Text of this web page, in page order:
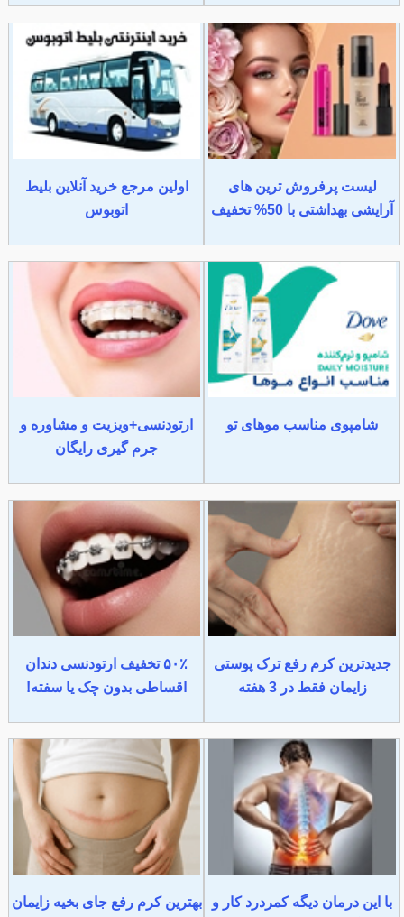
لیست پرفروش ترین های
آرایشی بهداشتی با 50% تخفیف
اولین مرجع خرید آنلاین بلیط
اتوبوس
شامپوی مناسب موهای تو
ارتودنسی+ویزیت و مشاوره و
جرم گیری رایگان
جدیدترین کرم رفع ترک پوستی
زایمان فقط در 3 هفته
۵۰٪ تخفیف ارتودنسی دندان
اقساطی بدون چک یا سفته!
با این درمان دیگه کمردرد کار و بهترین کرم رفع جای بخیه زایمان